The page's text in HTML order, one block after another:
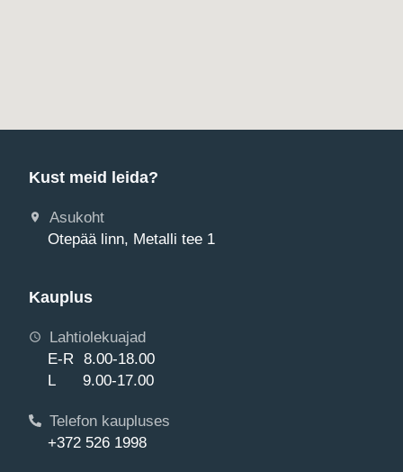
Kust meid leida?
Asukoht
Otepää linn, Metalli tee 1
Kauplus
Lahtiolekuajad
E-R 8.00-18.00
L 9.00-17.00
Telefon kaupluses
+372 526 1998